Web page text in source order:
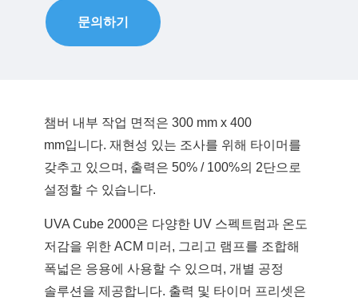
다운로드
도움이 필요하십니까? 연락처 :
Phone: +82 02-6369-9183
이메일: Ljh0302@gmail.com
문의하기
챔버 내부 작업 면적은 300 mm x 400
mm입니다. 재현성 있는 조사를 위해 타이머를
갖추고 있으며, 출력은 50% / 100%의 2단으로
설정할 수 있습니다.
UVA Cube 2000은 다양한 UV 스펙트럼과 온도
저감을 위한 ACM 미러, 그리고 램프를 조합해
폭넓은 응용에 사용할 수 있으며, 개별 공정
솔루션을 제공합니다. 출력 및 타이머 프리셋은